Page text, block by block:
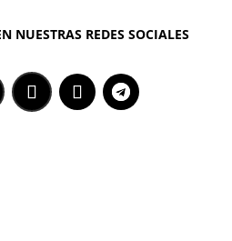
NUESTRAS REDES SOCIALES